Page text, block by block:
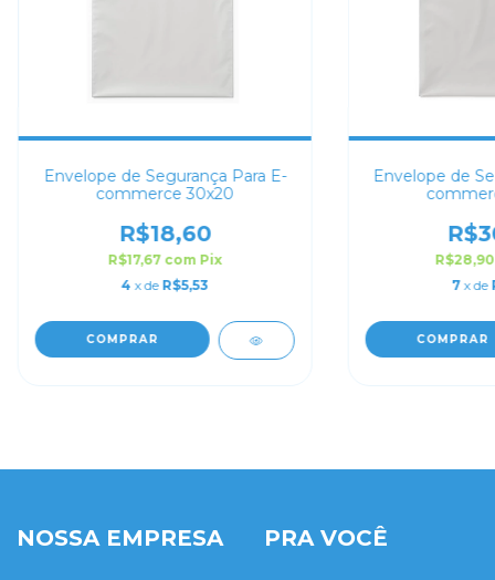
Envelope de Segurança Para E-
commerce 30x20
R$18,60
R$17,67 com Pix
4 x de R$5,53
COMPRAR
Envelope de
7 x de
COMPRAR
NOSSA EMPRESA PRA VOCÊ